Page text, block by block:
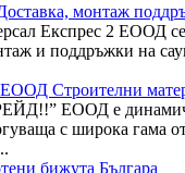
монтаж
Експрес 2 ЕООД
и поддръжки на
ЕООД Строителни
ЕООД е
с широка гама
бижута Българа